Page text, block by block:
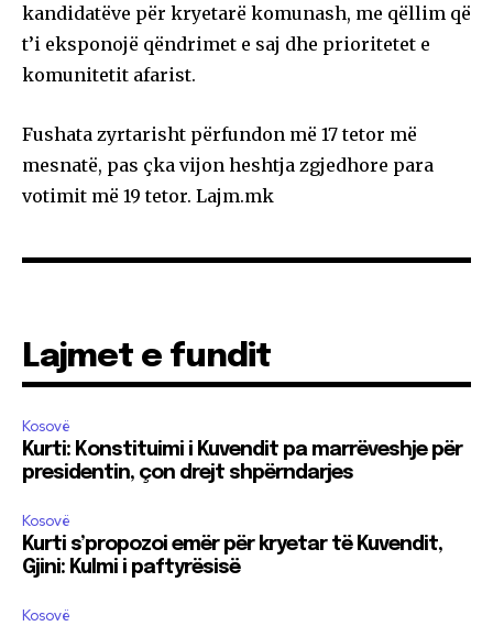
kandidatëve për kryetarë komunash, me qëllim që
t’i eksponojë qëndrimet e saj dhe prioritetet e
komunitetit afarist.
Fushata zyrtarisht përfundon më 17 tetor më
mesnatë, pas çka vijon heshtja zgjedhore para
votimit më 19 tetor. Lajm.mk
Lajmet e fundit
Kosovë
Kurti: Konstituimi i Kuvendit pa marrëveshje për
presidentin, çon drejt shpërndarjes
Kosovë
Kurti s’propozoi emër për kryetar të Kuvendit,
Gjini: Kulmi i paftyrësisë
Kosovë